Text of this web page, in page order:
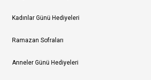
Kadınlar Günü Hediyeleri
Ramazan Sofraları
Anneler Günü Hediyeleri